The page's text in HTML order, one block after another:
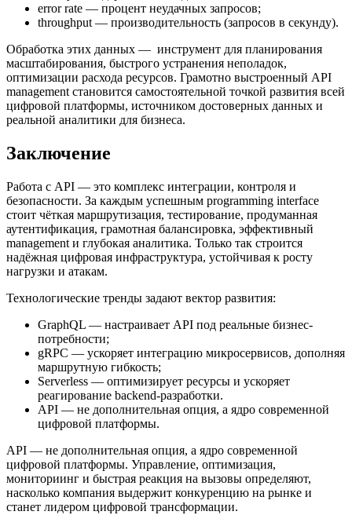
error rate — процент неудачных запросов;
throughput — производительность (запросов в секунду).
Обработка этих данных — инструмент для планирования
масштабирования, быстрого устранения неполадок,
оптимизации расхода ресурсов. Грамотно выстроенный API
management становится самостоятельной точкой развития всей
цифровой платформы, источником достоверных данных и
реальной аналитики для бизнеса.
Заключение
Работа с API — это комплекс интеграции, контроля и
безопасности. За каждым успешным programming interface
стоит чёткая маршрутизация, тестирование, продуманная
аутентификация, грамотная балансировка, эффективный
management и глубокая аналитика. Только так строится
надёжная цифровая инфраструктура, устойчивая к росту
нагрузки и атакам.
Технологические тренды задают вектор развития:
GraphQL — настраивает API под реальные бизнес-
потребности;
gRPC — ускоряет интеграцию микросервисов, дополняя
маршрутную гибкость;
Serverless — оптимизирует ресурсы и ускоряет
реагирование backend-разработки.
API — не дополнительная опция, а ядро современной
цифровой платформы.
API — не дополнительная опция, а ядро современной
цифровой платформы. Управление, оптимизация,
мониториинг и быстрая реакция на вызовы определяют,
насколько компания выдержит конкуренцию на рынке и
станет лидером цифровой трансформации.